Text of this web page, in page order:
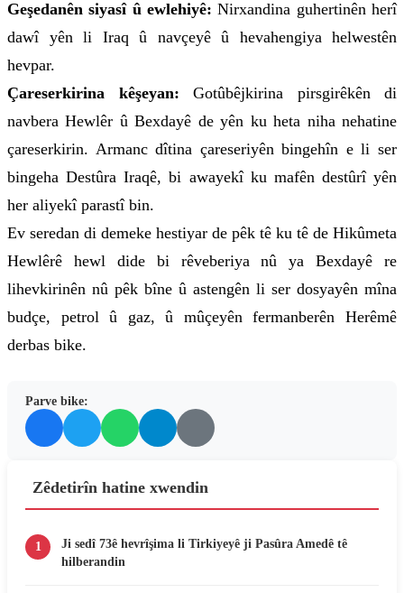
Geşedanên siyasî û ewlehiyê: Nirxandina guhertinên herî
dawî yên li Iraq û navçeyê û hevahengiya helwestên
hevpar.
Çareserkirina kêşeyan: Gotûbêjkirina pirsgirêkên di
navbera Hewlêr û Bexdayê de yên ku heta niha nehatine
çareserkirin. Armanc dîtina çareseriyên bingehîn e li ser
bingeha Destûra Iraqê, bi awayekî ku mafên destûrî yên
her aliyekî parastî bin.
Ev seredan di demeke hestiyar de pêk tê ku tê de Hikûmeta
Hewlêrê hewl dide bi rêveberiya nû ya Bexdayê re
lihevkirinên nû pêk bîne û astengên li ser dosyayên mîna
budçe, petrol û gaz, û mûçeyên fermanberên Herêmê
derbas bike.
Parve bike:
Zêdetirîn hatine xwendin
1
Ji sedî 73ê hevrîşima li Tirkiyeyê ji Pasûra Amedê tê
hilberandin